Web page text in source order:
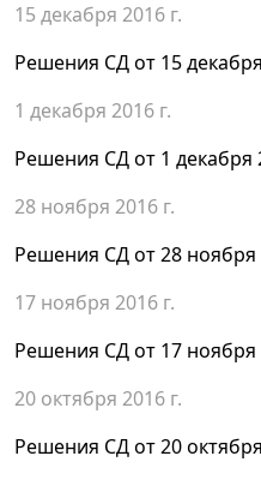
15 декабря 2016 г.
Решения СД от 15
1 декабря 2016 г.
Решения СД от 1 декабря
28 ноября 2016 г.
Решения СД от 28 ноября
17 ноября 2016 г.
Решения СД от 17 ноября
20 октября 2016 г.
Решения СД от 20